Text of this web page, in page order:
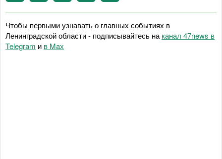
Чтобы первыми узнавать о главных событиях в
Ленинградской области - подписывайтесь на канал 47news в
Telegram и в Maх